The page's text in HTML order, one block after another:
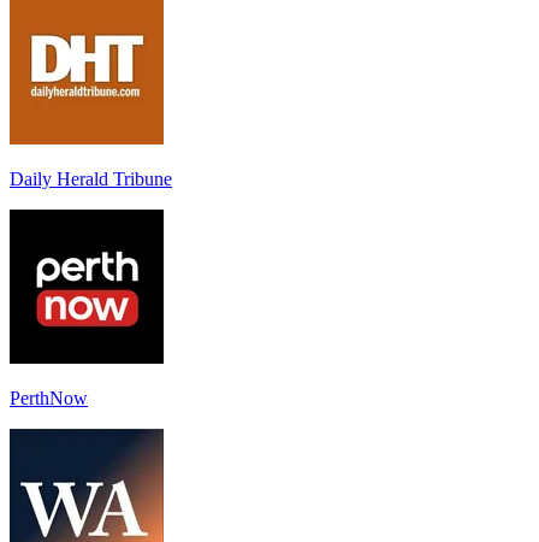
Daily Herald Tribune
PerthNow